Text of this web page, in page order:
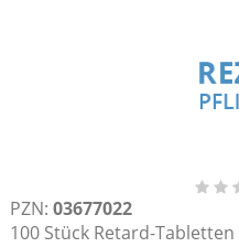
PZN: 03677022
100 Stück Retard-Tabletten